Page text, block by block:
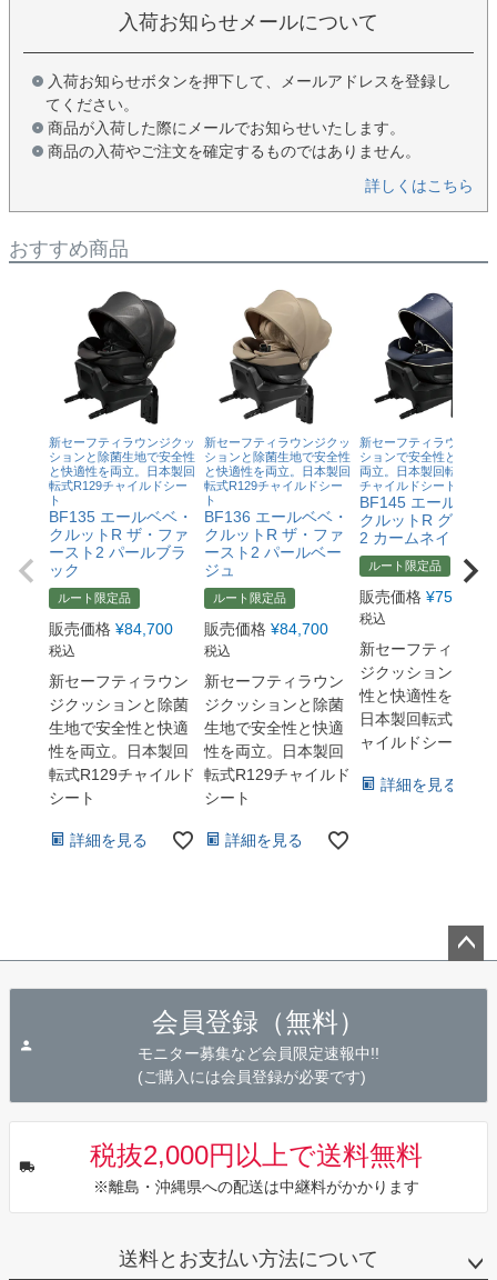
入荷お知らせメールについて
入荷お知らせボタンを押下して、メールアドレスを登録し
てください。
商品が入荷した際にメールでお知らせいたします。
商品の入荷やご注文を確定するものではありません。
詳しくはこちら
おすすめ商品
新セーフティラウンジクッ
ションと除菌生地で安全性
と快適性を両立。日本製回
転式R129チャイルドシー
ト
BF135 エールベベ・
クルットR ザ・ファ
ースト2 パールブラ
ック
ルート限定品
販売価格 ¥84,700
税込
新セーフティラウン
ジクッションと除菌
生地で安全性と快適
性を両立。日本製回
転式R129チャイルド
シート
詳細を見る
新セーフティラウンジクッ
ションと除菌生地で安全性
と快適性を両立。日本製回
転式R129チャイルドシー
ト
BF136 エールベベ・
クルットR ザ・ファ
ースト2 パールベー
ジュ
ルート限定品
販売価格 ¥84,700
税込
新セーフティラウン
ジクッションと除菌
生地で安全性と快適
性を両立。日本製回
転式R129チャイルド
シート
詳細を見る
新セーフティラウンジク
ションで安全性と快適性
両立。日本製回転式R129
チャイルドシート
BF145 エールベベ
クルットR グラン
2 カームネイビー
ルート限定品
販売価格 ¥75,900
税込
新セーフティラウ
ジクッションで安
性と快適性を両立
日本製回転式R129
ャイルドシート
詳細を見る
会員登録（無料）
モニター募集など会員限定速報中!!
(ご購入には会員登録が必要です)
税抜2,000円以上で送料無料
※離島・沖縄県への配送は中継料がかかります
送料とお支払い方法について